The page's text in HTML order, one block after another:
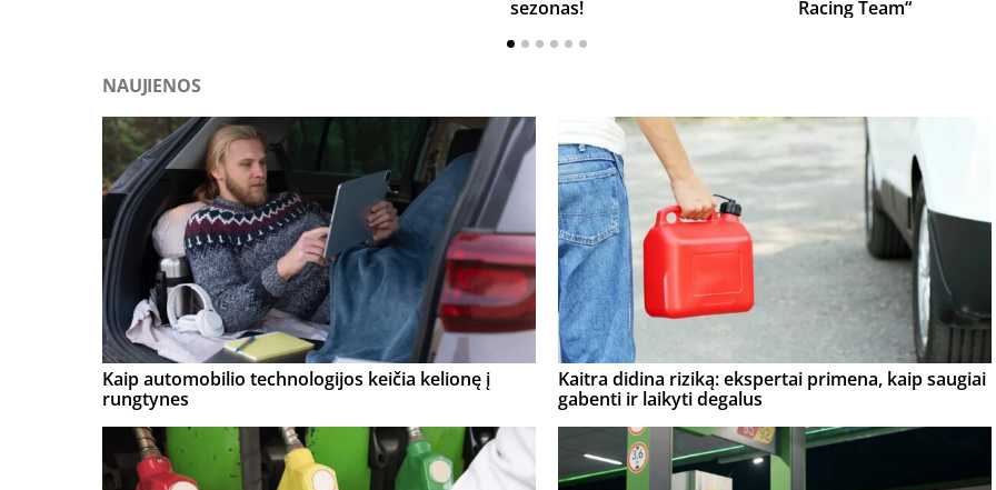
sezonas! Racing Team“
NAUJIENOS
Kaip automobilio technologijos keičia kelionę į
rungtynes
Kaitra didina riziką: ekspertai primena, kaip saugiai
gabenti ir laikyti degalus